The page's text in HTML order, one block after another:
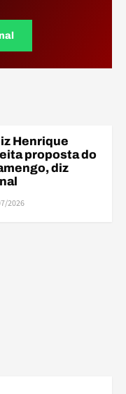
Henrique
proposta do
diz
2026